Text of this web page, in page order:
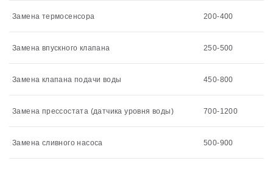
Замена термосенсора 200-400
Замена впускного клапана 250-500
Замена клапана подачи воды 450-800
Замена прессостата (датчика уровня воды) 700-1200
Замена сливного насоса 500-900